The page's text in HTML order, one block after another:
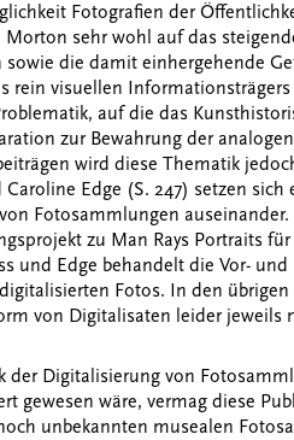
Fotografien der
sehr wohl auf das
die damit einhergehende
rein visuellen
auf die das
zur Bewahrung der
wird diese Thematik
Edge (S. 247) setzen
Fotosammlungen
zu Man Rays Portraits
und Edge behandelt die Vor-
Fotos. In den übrigen
von Digitalisaten leider jeweils
der Digitalisierung von
gewesen wäre, vermag diese
unbekannten musealen